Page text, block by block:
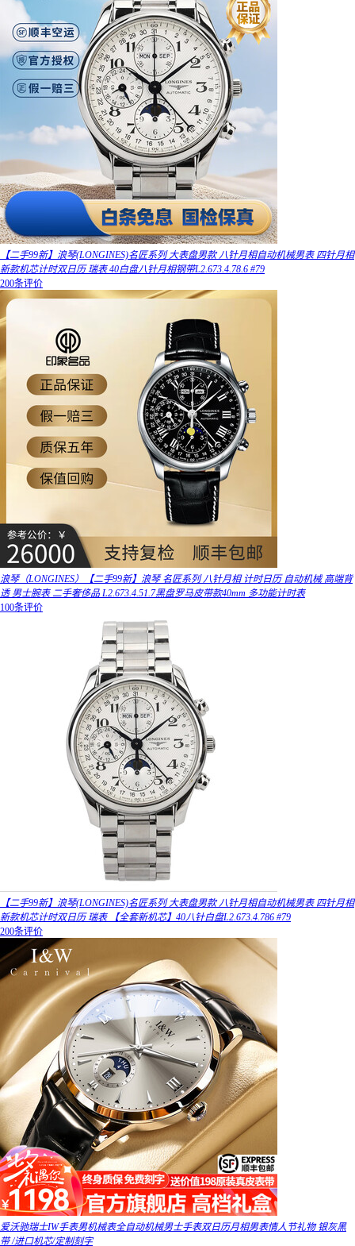
【二手99新】浪琴(LONGINES)名匠系列 大表盘男款 八针月相自动机械男表 四针月相
新款机芯计时双日历 瑞表 40白盘八针月相钢带L2.673.4.78.6 #79
200条评价
浪琴（LONGINES）【二手99新】浪琴 名匠系列 八针月相 计时日历 自动机械 高端背
透 男士腕表 二手奢侈品 L2.673.4.51.7黑盘罗马皮带款40mm 多功能计时表
100条评价
【二手99新】浪琴(LONGINES)名匠系列 大表盘男款 八针月相自动机械男表 四针月相
新款机芯计时双日历 瑞表 【全套新机芯】40八针白盘L2.673.4.786 #79
200条评价
爱沃驰瑞士IW手表男机械表全自动机械男士手表双日历月相男表情人节礼物 银灰黑
带 /进口机芯/定制刻字